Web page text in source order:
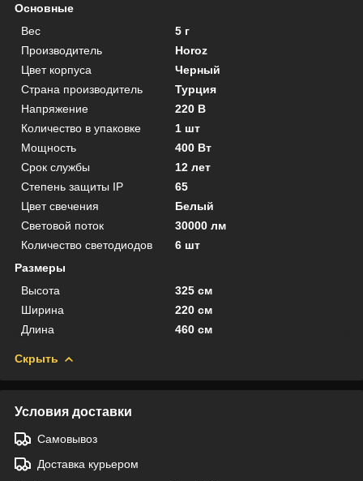
Основные
Вес
5 г
Производитель
Horoz
Цвет корпуса
Черный
Страна производитель
Турция
Напряжение
220 В
Количество в упаковке
1 шт
Мощность
400 Вт
Срок службы
12 лет
Степень защиты IP
65
Цвет свечения
Белый
Световой поток
30000 лм
Количество светодиодов
6 шт
Размеры
Высота
325 см
Ширина
220 см
Длина
460 см
Скрыть
Условия доставки
Самовывоз
Доставка курьером